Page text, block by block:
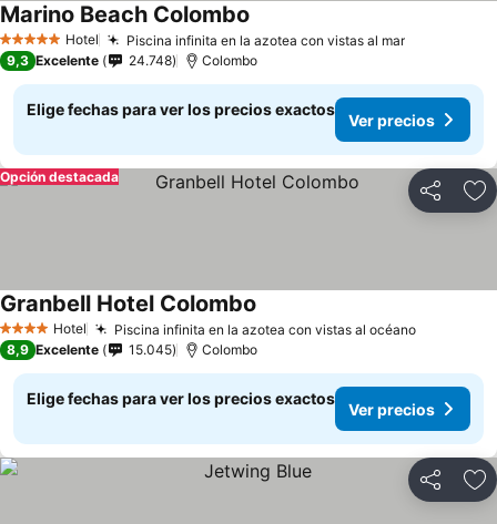
5 Estrellas Hotel Piscina infinita en la azotea con vistas al mar
Marino Beach Colombo
9,3 Excelente 24.748 Colombo
Elige fechas para ver los precios exactos
Ver precios
Compartir
Opción destacada
4 EstrellasHotel Piscina infinita en la azotea con vistas al océano
Granbell Hotel Colombo
8,9 Excelente 15.045 Colombo
Elige fechas para ver los precios exactos
Ver precios
Compartir